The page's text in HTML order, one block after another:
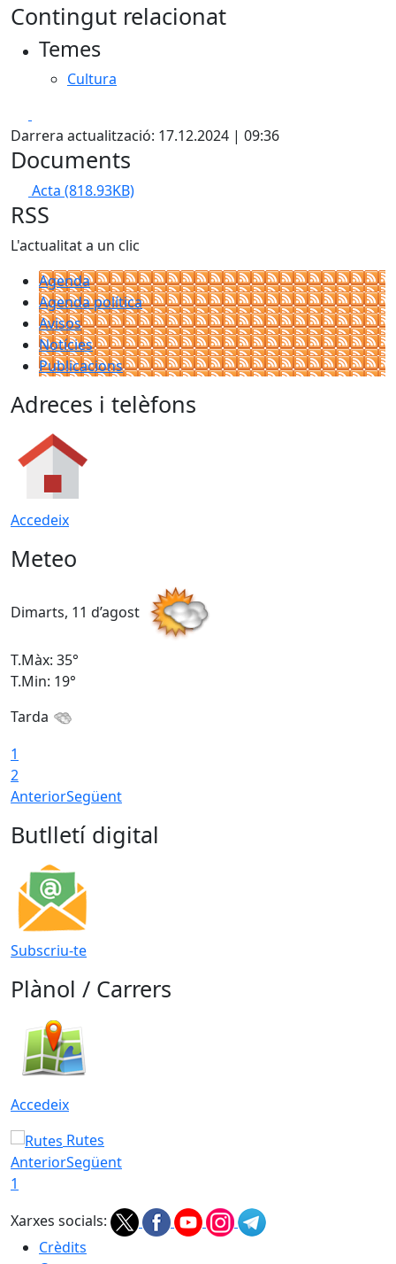
Contingut relacionat
Temes
Cultura
Darrera actualització: 17.12.2024 | 09:36
Documents
Acta (818.93KB)
RSS
L'actualitat a un clic
Agenda
Agenda política
Avisos
Notícies
Publicacions
Adreces i telèfons
Accedeix
Meteo
Dimarts, 11 d’agost
T.Màx: 35°
T.Min: 19°
Tarda
1
2
AnteriorSegüent
Butlletí digital
Subscriu-te
Plànol / Carrers
Accedeix
Rutes
AnteriorSegüent
1
Xarxes socials:
Crèdits